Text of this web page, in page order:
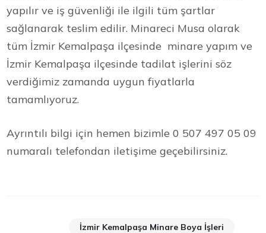
yapılır ve iş güvenliği ile ilgili tüm şartlar
sağlanarak teslim edilir. Minareci Musa olarak
tüm İzmir Kemalpaşa ilçesinde minare yapım ve
İzmir Kemalpaşa ilçesinde tadilat işlerini söz
verdiğimiz zamanda uygun fiyatlarla
tamamlıyoruz.
Ayrıntılı bilgi için hemen bizimle 0 507 497 05 09
numaralı telefondan iletişime geçebilirsiniz.
İzmir Kemalpaşa Minare Boya İşleri